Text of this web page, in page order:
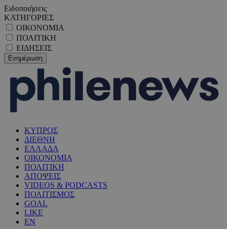
Ειδοποιήσεις
ΚΑΤΗΓΟΡΙΕΣ
ΟΙΚΟΝΟΜΙΑ
ΠΟΛΙΤΙΚΗ
ΕΙΔΗΣΕΙΣ
ΚΥΠΡΟΣ
ΔΙΕΘΝΗ
ΕΛΛΑΔΑ
ΟΙΚΟΝΟΜΙΑ
ΠΟΛΙΤΙΚΗ
ΑΠΟΨΕΙΣ
VIDEOS & PODCASTS
ΠΟΛΙΤΙΣΜΟΣ
GOAL
LIKE
EN